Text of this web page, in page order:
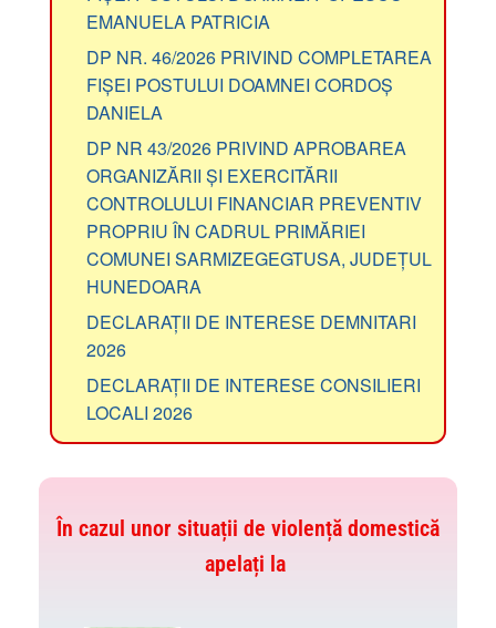
EMANUELA PATRICIA
DP NR. 46/2026 PRIVIND COMPLETAREA
FIȘEI POSTULUI DOAMNEI CORDOȘ
DANIELA
DP NR 43/2026 PRIVIND APROBAREA
ORGANIZĂRII ȘI EXERCITĂRII
CONTROLULUI FINANCIAR PREVENTIV
PROPRIU ÎN CADRUL PRIMĂRIEI
COMUNEI SARMIZEGEGTUSA, JUDEȚUL
HUNEDOARA
DECLARAȚII DE INTERESE DEMNITARI
2026
DECLARAȚII DE INTERESE CONSILIERI
LOCALI 2026
În cazul unor situații de violență domestică
apelați la